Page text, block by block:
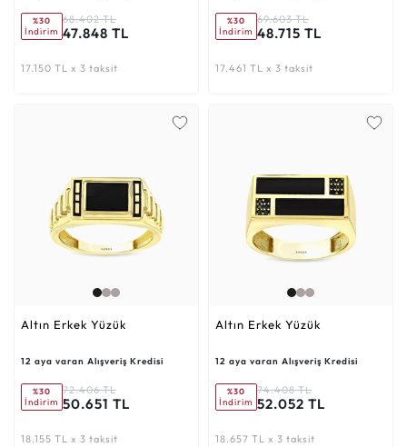
%30
İndirim
68.402 TL
47.848 TL
17.150 TL x 3 taksit
%30
İndirim
69.603 TL
48.715 TL
17.461 TL x 3 taksit
Altın Erkek Yüzük
12 aya varan Alışveriş Kredisi
%30
İndirim
72.406 TL
50.651 TL
18.155 TL x 3 taksit
Altın Erkek Yüzük
12 aya varan Alışveriş Kredisi
%30
İndirim
74.408 TL
52.052 TL
18.657 TL x 3 taksit